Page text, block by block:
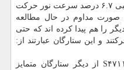
حتی سریع تر از S۲ و با سرعت تقریبی ۶.۷ درصد سرعت نور حرکت
صورت مداوم در حال مطالعه
را هم پیدا کرده اند که حتی
و این ستارگان عبارتند از:
از این میان، دو ستاره S۴۷۱۴ و S۴۷۱۱ از دیگر ستارگان متمایز